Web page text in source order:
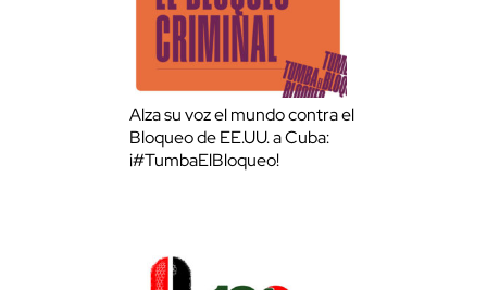
Alza su voz el mundo contra el
Bloqueo de EE.UU. a Cuba:
¡#TumbaElBloqueo!